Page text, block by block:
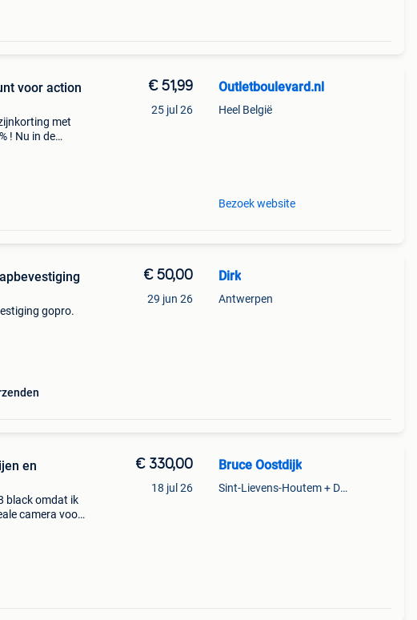
voor action
met
! Nu in de
€ 51,99
25 jul 26
Outletboulevard.nl
Heel België
Bezoek website
gopro.
€ 50,00
29 jun 26
Dirk
Antwerpen
en
black omdat ik
camera voor
€ 330,00
18 jul 26
Bruce Oostdijk
Sint-Lievens-Houtem + Deel Oombergen